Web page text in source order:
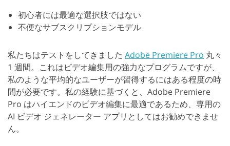
初心者には最適な選択肢ではない
不便なサブスクリプションモデル
私たちはテストをしてきました Adobe Premiere Pro 丸々
1 週間。これはビデオ編集用の強力なプログラムですが、
私のような平均的なユーザーが習得するにはある程度の時
間が必要です。私の経験に基づくと、Adobe Premiere
Pro はハイエンドのビデオ編集に最適であるため、専用の
AI ビデオ ジェネレーター アプリとしてはお勧めできませ
ん。